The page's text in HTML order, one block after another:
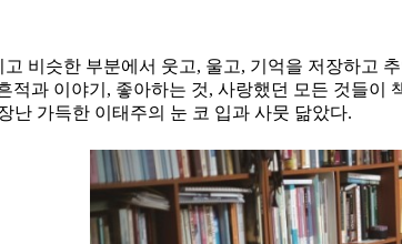
비슷한 부분에서 웃고, 울고, 기억을 저장하고
적과 이야기, 좋아하는 것, 사랑했던 모든 것들
난 가득한 이태주의 눈 코 입과 사뭇 닮았다.